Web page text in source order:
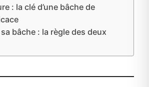
: la clé d’une bâche de
bâche : la règle des deux